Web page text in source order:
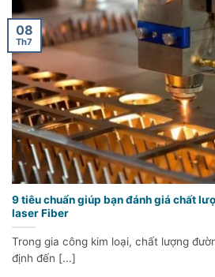
9 tiêu chuẩn giúp bạn đánh giá chất
laser Fiber
Trong gia công kim loại, chất lượng
định đến [...]
08
Th7